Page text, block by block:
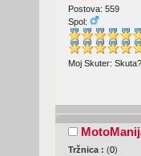
Postova: 559
Spol:
Moj Skuter:
Tržnica : (0)